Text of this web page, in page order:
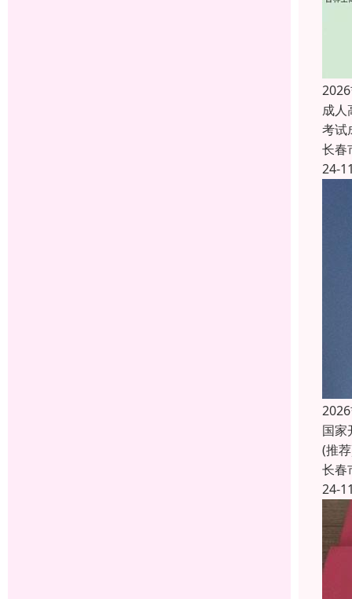
成人
考试
长春
24-
国家
(推
长春
24-